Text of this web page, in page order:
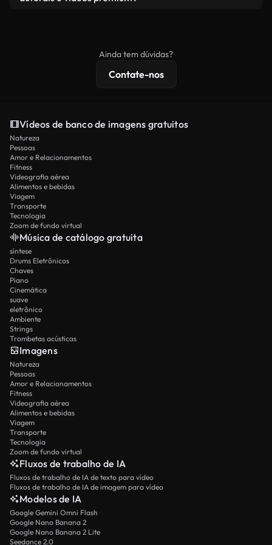
licenciamento estendidas.
Ainda tem dúvidas?
Contate-nos
Vídeos de banco de imagens gratuitos
Natureza
Pessoas
Amor e Relacionamentos
Fitness
Videografia aérea
Alimentos e bebidas
Viagem
Transporte
Tecnologia
Zoom de fundo virtual
Música de catálogo gratuita
síntese
Drums Eletrônicos
Chaves
Piano
Cinemática
suave
eletrônico
Ambiente
Strings
Trombetas acústicas
Imagens
Natureza
Pessoas
Amor e Relacionamentos
Fitness
Videografia aérea
Alimentos e bebidas
Viagem
Transporte
Tecnologia
Zoom de fundo virtual
Fluxos de trabalho de IA
Fluxos de trabalho de IA de texto para vídeo
Fluxos de trabalho de IA de imagem para vídeo
Modelos de IA
Google Gemini Omni Flash
Google Nano Banana 2
Google Nano Banana 2 Lite
Seedance 2.0